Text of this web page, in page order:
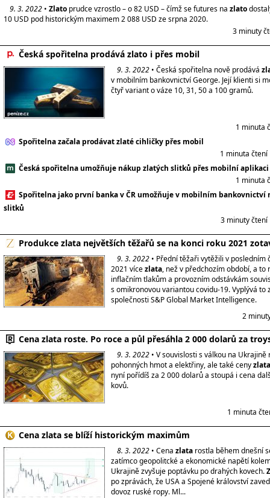
9. 3. 2022 • Zlato prudce vzrostlo – o 82 USD – čímž se futures na zlato
10 USD pod historickým maximem 2 088 USD ze srpna 2020.
3 minuty
Česká spořitelna prodává zlato i přes mobil
9. 3. 2022 • Česká spořitelna nově prodává
v mobilním bankovnictví George. Její klienti si
čtyř variant o váze 10, 31, 50 a 100 gramů.
1 minuta
Spořitelna začala prodávat zlaté cihličky přes mobil
1 minuta
Česká spořitelna umožňuje nákup zlatých slitků přes mobilní aplikaci
1 minuta
Spořitelna jako první banka v ČR umožňuje v mobilním bankovnictví
slitků
3 minuty
Produkce zlata největších těžařů se na konci roku 2021
9. 3. 2022 • Přední těžaři vytěžili v posledním
2021 vícezlata, než v předchozím období, a to
inflačním tlakům a provozním odstávkám
s omikronovou variantou covidu-19. Vyplývá to
společnosti S&P Global Market Intelligence.
2
Cena zlata roste. Po roce a půl přesáhla 2 000 dolarů za
9. 3. 2022 • V souvislosti s válkou na
pohonných hmot a elektřiny, ale také cenyzlata
nyní pořídíš za 2 000 dolarů a stoupá i cena
kovů.
1 minuta
Cena zlata se blíží historickým maximům
8. 3. 2022 • Cena zlata rostla během dnešní
zatímco geopolitcké a ekonomické napětí
Ukrajině zvyšuje poptávku po drahých kovech.
po zprávách, že USA a Spojené království
dovoz ruské ropy. Ml...